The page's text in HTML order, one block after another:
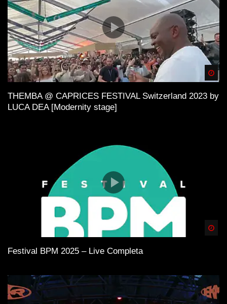
THEMBA @ CAPRICES FESTIVAL Switzerland 2023 by
LUCA DEA [Modernity stage]
Festival BPM 2025 – Live Completa